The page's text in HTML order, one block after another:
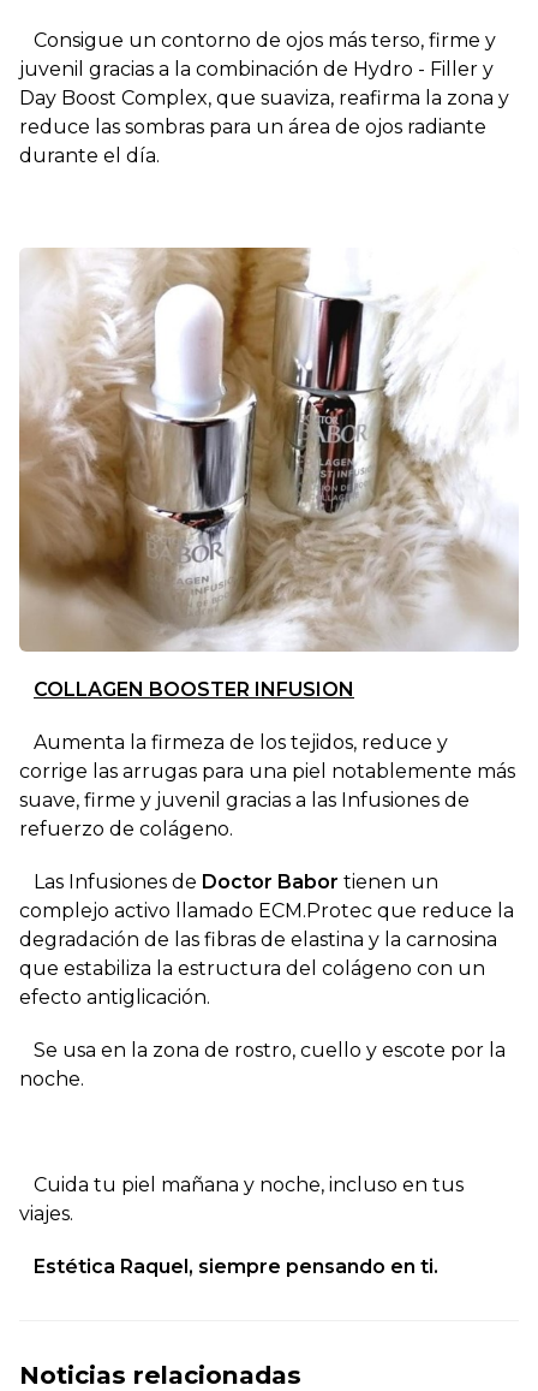
Consigue un contorno de ojos más terso, firme y
juvenil gracias a la combinación de Hydro - Filler y
Day Boost Complex, que suaviza, reafirma la zona y
reduce las sombras para un área de ojos radiante
durante el día.
COLLAGEN BOOSTER INFUSION
Aumenta la firmeza de los tejidos, reduce y
corrige las arrugas para una piel notablemente más
suave, firme y juvenil gracias a las Infusiones de
refuerzo de colágeno.
Las Infusiones de Doctor Babor tienen un
complejo activo llamado ECM.Protec que reduce la
degradación de las fibras de elastina y la carnosina
que estabiliza la estructura del colágeno con un
efecto antiglicación.
Se usa en la zona de rostro, cuello y escote por la
noche.
Cuida tu piel mañana y noche, incluso en tus
viajes.
Estética Raquel, siempre pensando en ti.
Noticias relacionadas